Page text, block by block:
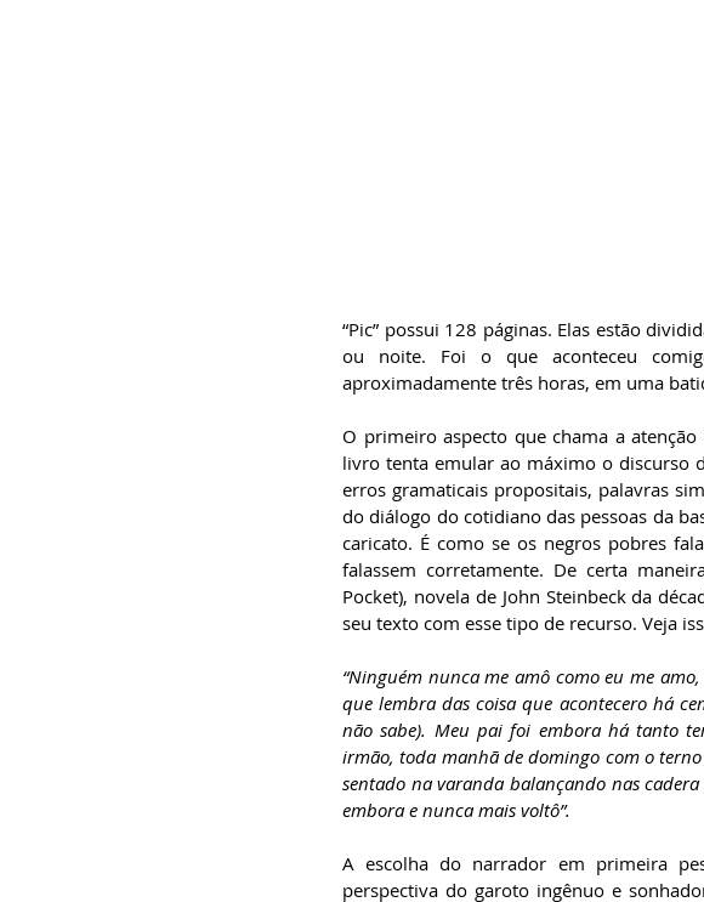
“Pic” possui 128 páginas. Elas estão
ou noite. Foi o que aconteceu
aproximadamente três horas, em uma
O primeiro aspecto que chama a
livro tenta emular ao máximo o discurso
erros gramaticais propositais, palavras
do diálogo do cotidiano das pessoas da
caricato. É como se os negros pobres
falassem corretamente. De certa
Pocket), novela de John Steinbeck da
seu texto com esse tipo de recurso. Veja
“Ninguém nunca me amô como eu me
que lembra das coisa que acontecero há
não sabe). Meu pai foi embora há tanto
irmão, toda manhã de domingo com o
sentado na varanda balançando nas
embora e nunca mais voltô”.
A escolha do narrador em primeira
perspectiva do garoto ingênuo e